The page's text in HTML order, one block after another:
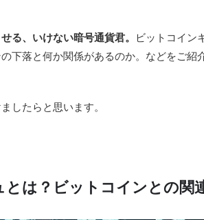
る、いけない暗号通貨君。 ビットコイン
下落と何か関係があるのか。などをご紹
したらと思います。
は？ビットコインとの関